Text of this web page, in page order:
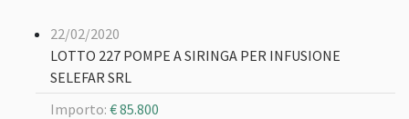
22/02/2020
LOTTO 227 POMPE A SIRINGA PER INFUSIONE
SELEFAR SRL
Importo: € 85.800